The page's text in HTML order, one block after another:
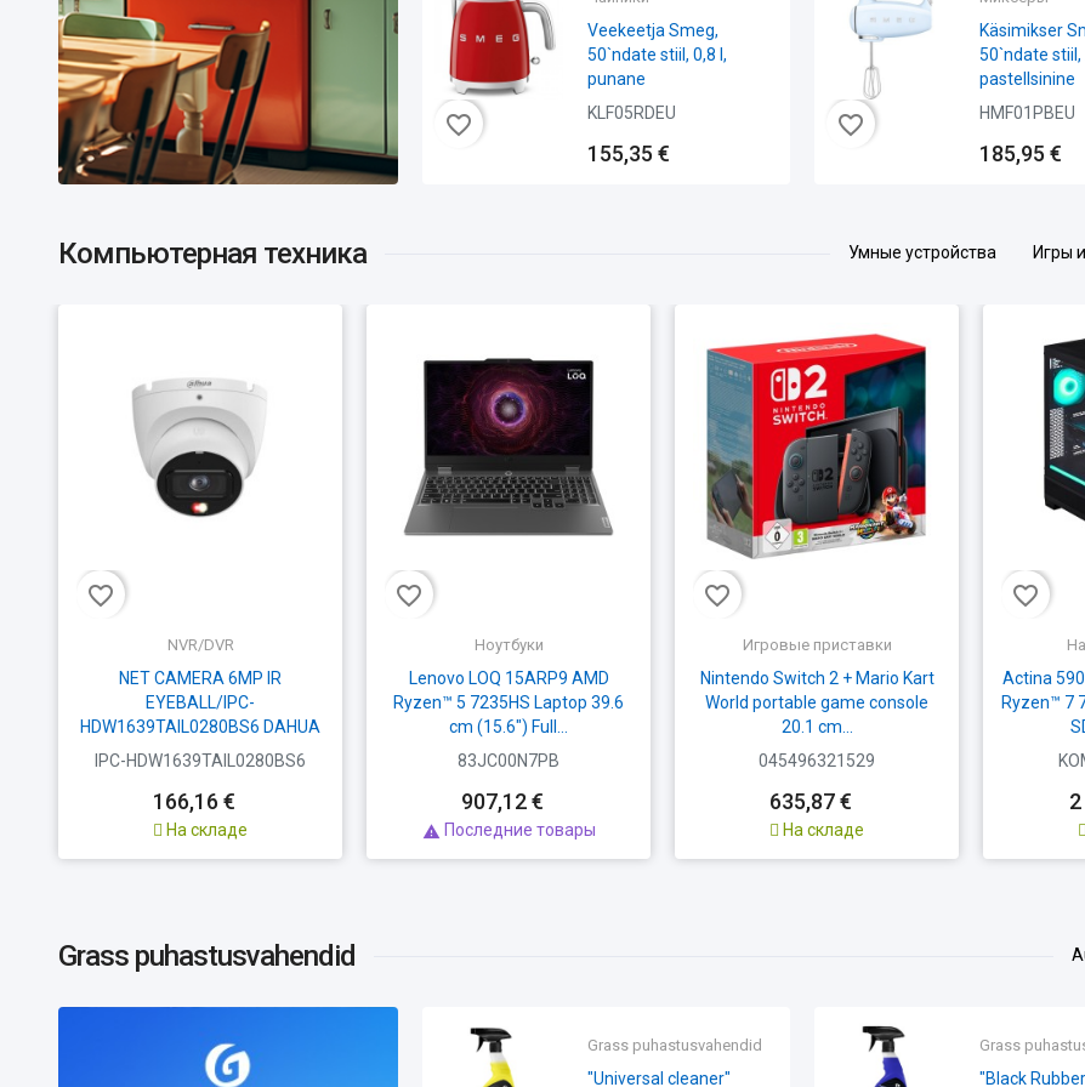
Espresso kohvimasin
Smeg, 50`ndate stiil,
BCC12WHMEU
681,14 €
Käsimikser Smeg,
50`ndate stiil, 250 W,
pastellroheline
HMF01PGEU
185,95 €
Компьютерная техника Умные устройства Игры
favorite_border
NVR/DVR
NET CAMERA 6MP IR
EYEBALL/IPC-
HDW1639TAIL0280BS6 DAHUA
IPC-HDW1639TAIL0280BS6
166,16 €
На складе
favorite_border
Ноутбуки
Lenovo LOQ 15ARP9 AMD
Ryzen™ 5 7235HS Laptop 39.6
cm (15.6") Full...
83JC00N7PB
907,12 €
 Последние товары
favorite_border
Игровые приставки
Nintendo Switch 2 + Mario Kart
World portable game console
20.1 cm...
045496321529
635,87 €
На складе
favorite_border
Actina
Ryzen™ 7
Grass puhastusvahendid
Grass puhastusvahendid
"Active Foam Power"
Grass
Carwash